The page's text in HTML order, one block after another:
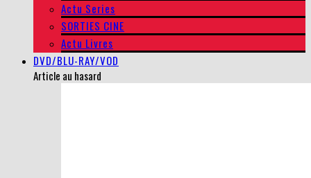
Actu Series
SORTIES CINE
Actu Livres
DVD/BLU-RAY/VOD
Article au hasard